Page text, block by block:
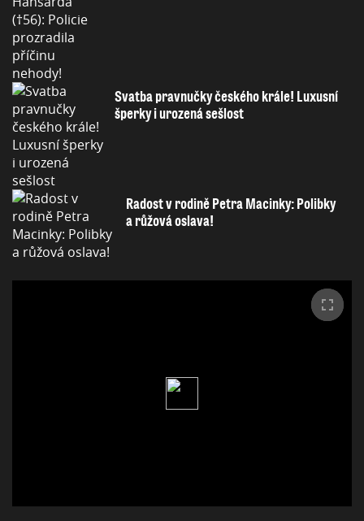
Svatba pravnučky českého krále! Luxusní
šperky i urozená sešlost
Radost v rodině Petra Macinky: Polibky
a růžová oslava!